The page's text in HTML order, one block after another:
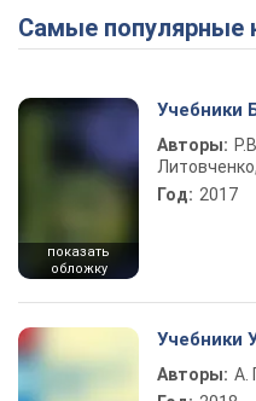
Самые популярные
показать
обложку
Учебники
Авторы:
Год: 2017
Учебники
Авторы: А.